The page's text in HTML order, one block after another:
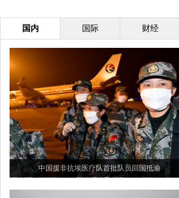
国内 国际 财经
中国援非抗埃医疗队首批队员回国抵渝